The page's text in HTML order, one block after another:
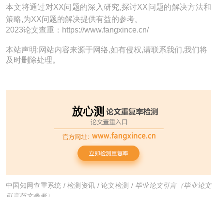
本文将通过对XX问题的深入研究,探讨XX问题的解决方法和
策略,为XX问题的解决提供有益的参考。
2023论文查重：https://www.fangxince.cn/
本站声明:网站内容来源于网络,如有侵权,请联系我们,我们将
及时删除处理。
中国知网查重系统 /检测资讯 / 论文检测 / 毕业论文引言（毕业论文